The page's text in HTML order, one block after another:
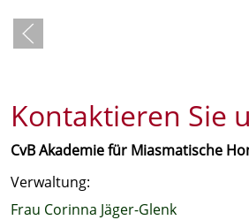
Kontaktieren Sie
CvB Akademie für Miasmatische
Verwaltung:
Frau Corinna Jäger-Glenk